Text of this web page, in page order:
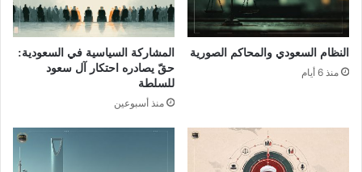
النظام السعودي والمحاكم الصورية
منذ 6 أيام
المشاركة السياسية في السعودية:
حقّ يصادره احتكار آل سعود
للسلطة
منذ أسبوعين